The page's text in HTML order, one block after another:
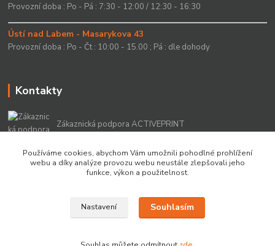
Provozní doba : Po - Pá : 7:30 - 12:00 / 12:30 - 16:30
Ústí nad Labem - Masarykova 43
Provozní doba : Po - Čt : 10:00 - 15.00 ; Pá : dle dohody
Kontakty
Zákaznická podpora ACTIVEPRINT
+420 549 213 756
info@activeprint.cz
Copyright 2022 © ActivePrint s.r.o.
Používáme cookies, abychom Vám umožnili pohodlné prohlížení
webu a díky analýze provozu webu neustále zlepšovali jeho
funkce, výkon a použitelnost.
Nastavení Souhlasím